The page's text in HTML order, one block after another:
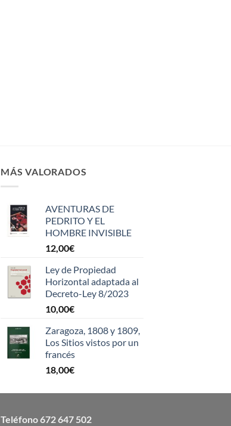
MÁS VALORADOS
AVENTURAS DE
PEDRITO Y EL
HOMBRE INVISIBLE
12,00€
Ley de Propiedad
Horizontal adaptada al
Decreto-Ley 8/2023
10,00€
Zaragoza, 1808 y 1809,
Los Sitios vistos por un
francés
18,00€
Teléfono672 647 502